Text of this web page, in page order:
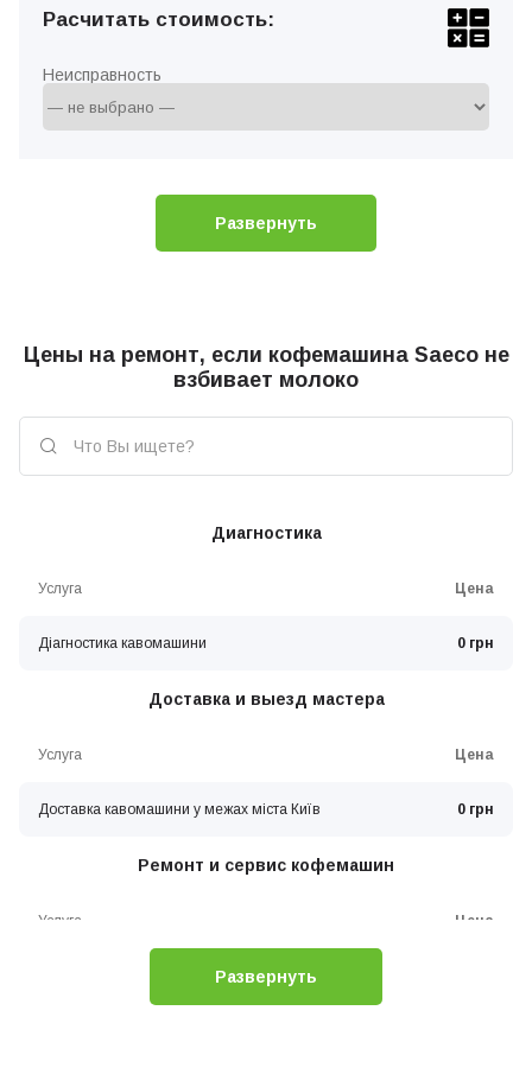
Расчитать стоимость:
Неисправность
Развернуть
Цены на ремонт, если кофемашина Saeco не
взбивает молоко
Диагностика
Услуга Цена
Діагностика кавомашини 0 грн
Доставка и выезд мастера
Услуга Цена
Доставка кавомашини у межах міста Київ 0 грн
Ремонт и сервис кофемашин
Услуга Цена
Заміна бойлера (нагрівача) кавомашини
Развернуть